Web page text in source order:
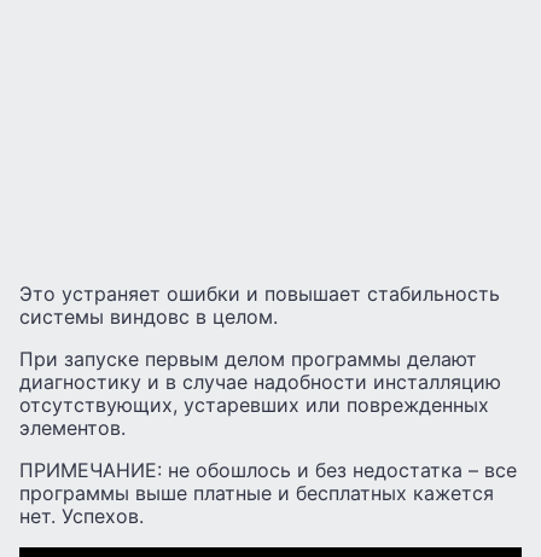
Это устраняет ошибки и повышает стабильность
системы виндовс в целом.
При запуске первым делом программы делают
диагностику и в случае надобности инсталляцию
отсутствующих, устаревших или поврежденных
элементов.
ПРИМЕЧАНИЕ: не обошлось и без недостатка – все
программы выше платные и бесплатных кажется
нет. Успехов.